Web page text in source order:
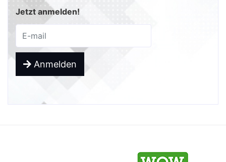
Jetzt anmelden!
Anmelden